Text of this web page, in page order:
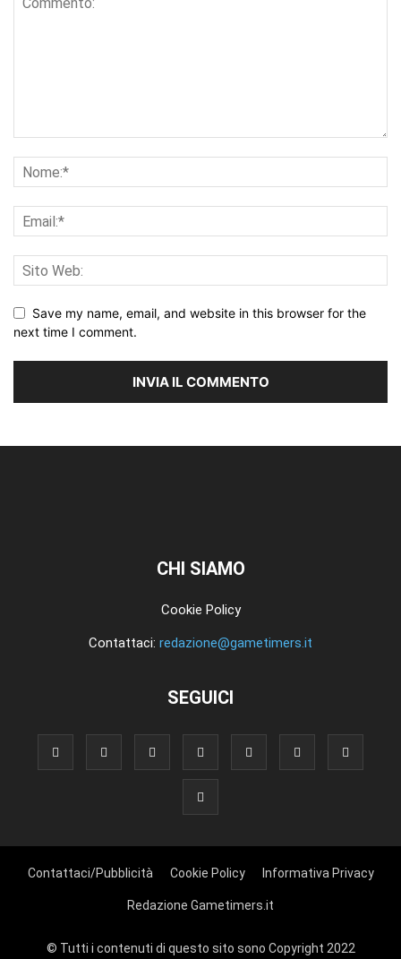
Save my name, email, and website in this browser for the
next time I comment.
CHI SIAMO
Cookie Policy
Contattaci: redazione@gametimers.it
SEGUICI
Contattaci/Pubblicità Cookie Policy Informativa Privacy
Redazione Gametimers.it
© Tutti i contenuti di questo sito sono Copyright 2022